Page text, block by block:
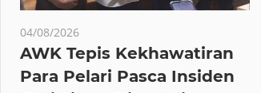
04/08/2026
AWK Tepis Kekhawatiran
Para Pelari Pasca Insiden